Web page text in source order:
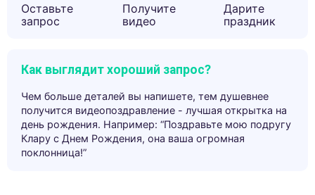
Оставьте
запрос
Получите
видео
Дарите
праздник
Как выглядит хороший запрос?
Чем больше деталей вы напишете, тем душевнее
получится видеопоздравление - лучшая открытка на
день рождения. Например: “Поздравьте мою подругу
Клару с Днем Рождения, она ваша огромная
поклонница!”